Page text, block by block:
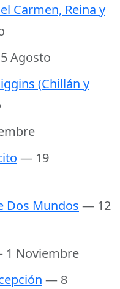
Carmen, Reina y
Agosto
(Chillán y
— 19
Dos Mundos — 12
Noviembre
— 8